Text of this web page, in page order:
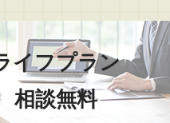
イフプラン
相談無料